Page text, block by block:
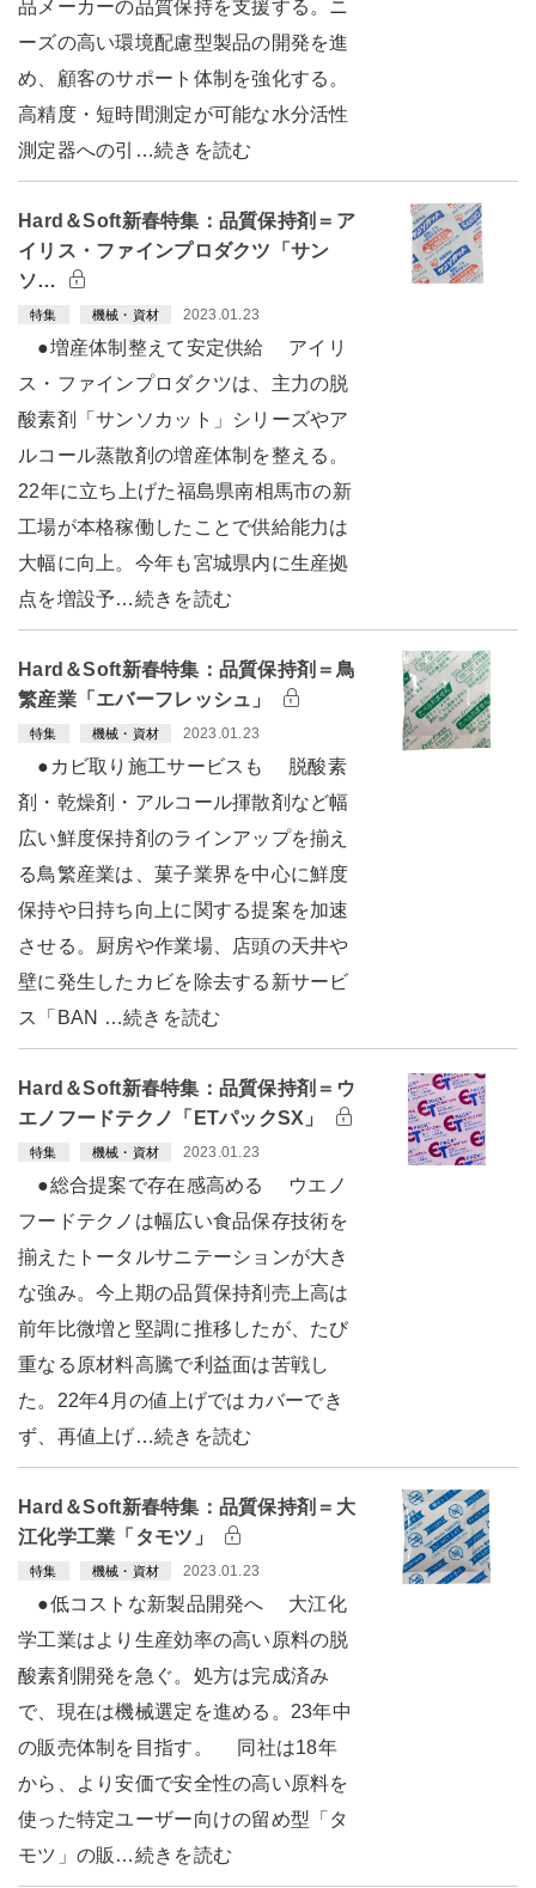
品メーカーの品質保持を支援する。ニ
ーズの高い環境配慮型製品の開発を進
め、顧客のサポート体制を強化する。
高精度・短時間測定が可能な水分活性
測定器への引…続きを読む
Hard＆Soft新春特集：品質保持剤＝ア
イリス・ファインプロダクツ「サン
ソ…
特集 機械・資材 2023.01.23
●増産体制整えて安定供給 アイリ
ス・ファインプロダクツは、主力の脱
酸素剤「サンソカット」シリーズやア
ルコール蒸散剤の増産体制を整える。
22年に立ち上げた福島県南相馬市の新
工場が本格稼働したことで供給能力は
大幅に向上。今年も宮城県内に生産拠
点を増設予…続きを読む
Hard＆Soft新春特集：品質保持剤＝鳥
繁産業「エバーフレッシュ」
特集 機械・資材 2023.01.23
●カビ取り施工サービスも 脱酸素
剤・乾燥剤・アルコール揮散剤など幅
広い鮮度保持剤のラインアップを揃え
る鳥繁産業は、菓子業界を中心に鮮度
保持や日持ち向上に関する提案を加速
させる。厨房や作業場、店頭の天井や
壁に発生したカビを除去する新サービ
ス「BAN …続きを読む
Hard＆Soft新春特集：品質保持剤＝ウ
エノフードテクノ「ETパックSX」
特集 機械・資材 2023.01.23
●総合提案で存在感高める ウエノ
フードテクノは幅広い食品保存技術を
揃えたトータルサニテーションが大き
な強み。今上期の品質保持剤売上高は
前年比微増と堅調に推移したが、たび
重なる原材料高騰で利益面は苦戦し
た。22年4月の値上げではカバーでき
ず、再値上げ…続きを読む
Hard＆Soft新春特集：品質保持剤＝大
江化学工業「タモツ」
特集 機械・資材 2023.01.23
●低コストな新製品開発へ 大江化
学工業はより生産効率の高い原料の脱
酸素剤開発を急ぐ。処方は完成済み
で、現在は機械選定を進める。23年中
の販売体制を目指す。 同社は18年
から、より安価で安全性の高い原料を
使った特定ユーザー向けの留め型「タ
モツ」の販…続きを読む